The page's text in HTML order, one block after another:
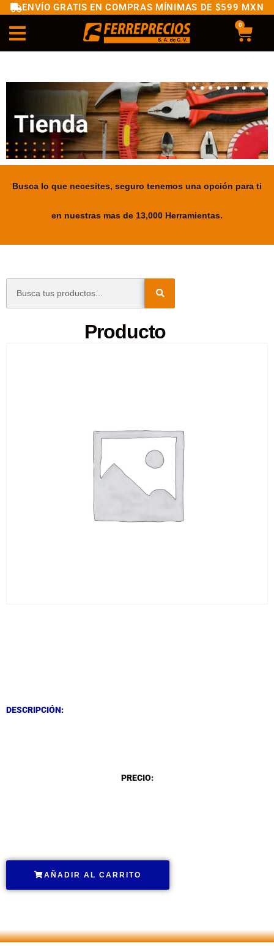
ENVÍO GRATIS EN COMPRAS MÍNIMAS DE $599 MXN
0
Busca lo que necesites, seguro tenemos una opción para ti
en nuestras mas de 13,000 Herramientas.
Producto
DESCRIPCIÓN:
PRECIO:
AÑADIR AL CARRITO